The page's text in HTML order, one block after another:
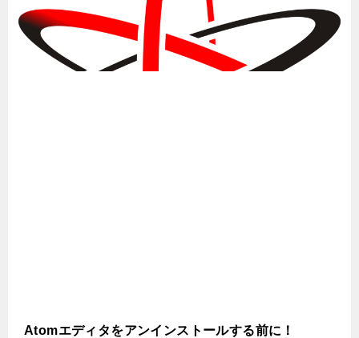
Atomエディタをアンインストールする前に！